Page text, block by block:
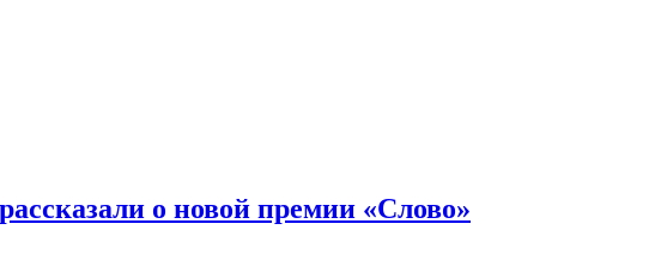
о новой премии «Слово»